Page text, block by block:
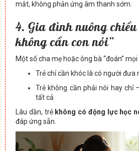
mắt, không phản ứng âm thanh sớm.
4. Gia đình nuông chiều
không cần con nói”
Một số cha mẹ hoặc ông bà “đoán”
Trẻ chỉ cần khóc là có người đưa
Trẻ không cần phải nói hay chỉ
tất cả
Lâu dần, trẻ không có động lực học
đáp ứng sẵn.